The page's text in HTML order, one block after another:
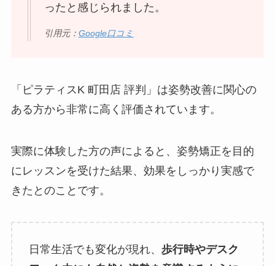
ったと感じられました。
引用元： Google口コミ
「ピラティスK 町田店 評判」は姿勢改善に関心の
ある方から非常に高く評価されています。
実際に体験した方の声によると、姿勢矯正を目的
にレッスンを受けた結果、効果をしっかり実感で
きたとのことです。
日常生活でも変化が現れ、 歩行時やデスク